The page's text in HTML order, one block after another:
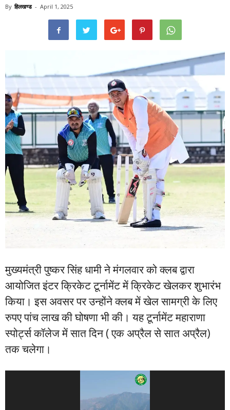
By हिलखण्ड - April 1, 2025
मुख्यमंत्री पुष्कर सिंह धामी ने मंगलवार को क्लब द्वारा
आयोजित इंटर क्रिकेट टूर्नामेंट में क्रिकेट खेलकर शुभारंभ
किया। इस अवसर पर उन्होंने क्लब में खेल सामग्री के लिए
रुपए पांच लाख की घोषणा भी की। यह टूर्नामेंट महाराणा
स्पोर्ट्स कॉलेज में सात दिन ( एक अप्रैल से सात अप्रैल)
तक चलेगा।